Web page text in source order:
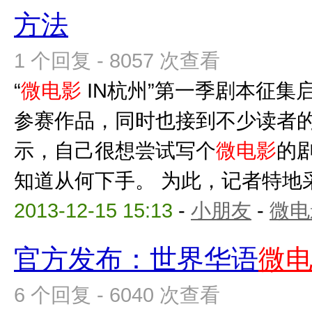
方法
1 个回复 - 8057 次查看
“微电影 IN杭州”第一季剧本征集
参赛作品，同时也接到不少读者
示，自己很想尝试写个微电影的
知道从何下手。 为此，记者特地
2013-12-15 15:13 - 小朋友 - 微
官方发布：世界华语微
6 个回复 - 6040 次查看